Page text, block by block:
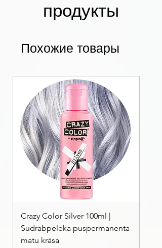
продукты
Похожие товары
Crazy Color Silver 100ml |
Sudrabpelēka puspermanenta
matu krāsa